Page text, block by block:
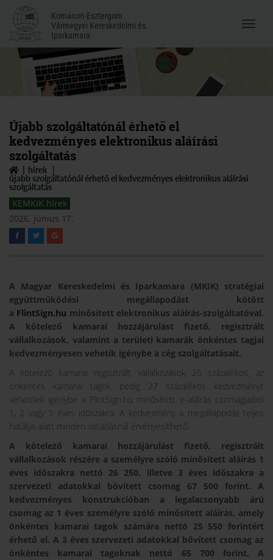
Komárom-Esztergom
Vármegyei Kereskedelmi és
Iparkamara
Komárom-Esztergom
Vármegyei Kereskedelmi és
Iparkamara
Menü
Újabb szolgáltatónál érhető el
kedvezményes elektronikus aláírási
szolgáltatás
hírek
újabb szolgáltatónál érhető el kedvezményes elektronikus aláírási
szolgáltatás
KEMKIK hírek
2026. június 17.
A Magyar Kereskedelmi és Iparkamara (MKIK) stratégiai
együttműködési megállapodást kötött
a FlintSign.hu minősített elektronikus aláírás-szolgáltatóval.
A kötelező kamarai hozzájárulást fizető, regisztrált
vállalkozások, valamint a területi kamarák önkéntes tagjai
kedvezményesen vehetik igénybe a cég szolgáltatásait.
A kötelező kamarai regisztrált vállalkozások 25 százalékos, az
önkéntes kamarai tagok pedig 27 százalékos kedvezményt
vehetnek igénybe a FlintSign.hu minősített e-aláírás csomagjaiból
1, 2 vagy 3 éves időszakra. A kedvezmény a megállapodás teljes
hatálya alatt minden vásárlásnál érvényesíthető.
A kötelező kamarai hozzájárulást fizető, regisztrált
vállalkozások részére a személyre szóló minősített aláírás 1
éves időszakra nettó 26 250, illetve 3 éves időszakra a
szervezeti adatokkal bővített csomag 67 500 forint. A
kedvezményes konstrukcióban a legalacsonyabb árú
csomag az 1 éves személyre szóló minősített aláírás, amely
önkéntes kamarai tagok számára nettó 25 550 forintért
érhető el. A 3 éves szervezeti adatokkal bővített csomag az
önkéntes kamarai tagoknak nettó 65 700 forint. A